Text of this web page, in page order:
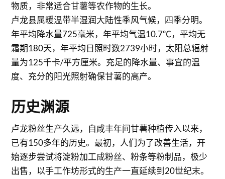
物质，非常适合甘薯等农作物的生长。
卢龙县属暖温带半湿润大陆性季风气候，四季分明。
年平均降水量725毫米，年平均气温10.7℃，平均无
霜期180天，年平均日照时数2739小时，太阳总辐射
量为125千卡/平方厘米。充足的降水量、事宜的温
度、充分的阳光照射确保甘薯的高产。
历史渊源
卢龙粉丝生产久远，自咸丰年间甘薯种植传入以来，
已有150多年的历史。最初，人们为了改善生活，开
始逐步尝试将淀粉加工成粉丝、粉条等粉制品，极少
出售，以手工作坊形式的生产一直延续到20世纪末。